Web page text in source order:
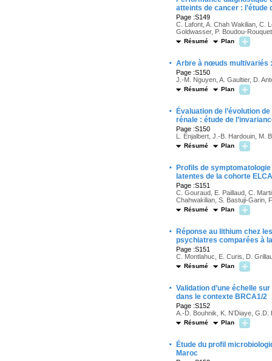
atteints de cancer : l’étude
Page :S149
C. Lafont, A. Chah Wakilian, C.
Goldwasser, P. Boudou-
Résumé Plan
· Arbre à nœuds multivariés
Page :S150
J.-M. Nguyen, A. Gaultier, D.
Résumé Plan
·
Évaluation de l’évolution
rénale : étude de
Page :S150
L. Enjalbert, J.-B. Hardouin, M.
Résumé Plan
·
Profils de
latentes de la cohorte
Page :S151
C. Gouraud, E. Paillaud, C.
Chahwakilian, S. Bastuji-Garin,
Résumé Plan
·
Réponse au lithium chez
psychiatres comparées à
Page :S151
C. Montlahuc, E. Curis, D.
Résumé Plan
· Validation d’une échelle
dans le contexte BRCA1/2
Page :S152
A.-D. Bouhnik, K. N’Diaye,
Résumé Plan
·
Étude du profil
Maroc